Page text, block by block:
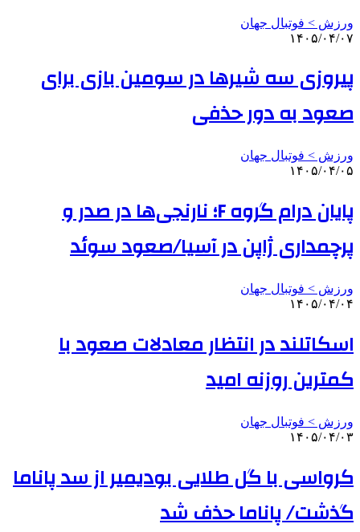
ورزش > فوتبال جهان
۱۴۰۵/۰۴/۰۷
پیروزی سه شیرها در سومین بازی برای
صعود به دور حذفی
ورزش > فوتبال جهان
۱۴۰۵/۰۴/۰۵
پایان درام گروه F؛ نارنجی‌ها در صدر و
پرچمداری ژاپن در آسیا/صعود سوئد
ورزش > فوتبال جهان
۱۴۰۵/۰۴/۰۴
اسکاتلند در انتظار معادلات صعود با
کمترین روزنه امید
ورزش > فوتبال جهان
۱۴۰۵/۰۴/۰۳
کرواسی با گل طلایی بودیمیر از سد پاناما
گذشت/ پاناما حذف شد